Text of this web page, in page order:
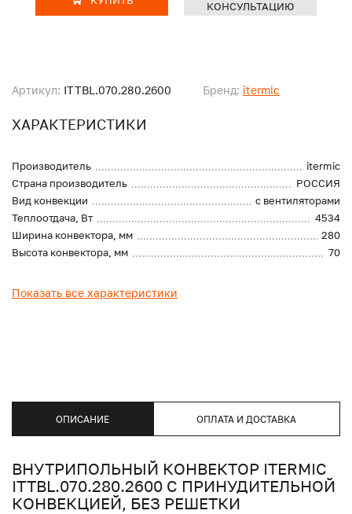
Артикул: ITTBL.070.280.2600 Бренд: itermic
ХАРАКТЕРИСТИКИ
Производитель
itermic
Страна производитель
РОССИЯ
Вид конвекции
с вентиляторами
Теплоотдача, Вт
4534
Ширина конвектора, мм
280
Высота конвектора, мм
70
Показать все характеристики
КОНСУЛЬТАЦИЮ
ОПИСАНИЕ ОПЛАТА И ДОСТАВКА
ВНУТРИПОЛЬНЫЙ КОНВЕКТОР ITERMIC
ITTBL.070.280.2600 С ПРИНУДИТЕЛЬНОЙ
КОНВЕКЦИЕЙ, БЕЗ РЕШЕТКИ